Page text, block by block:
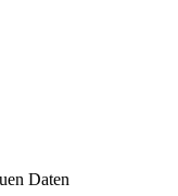
Daten